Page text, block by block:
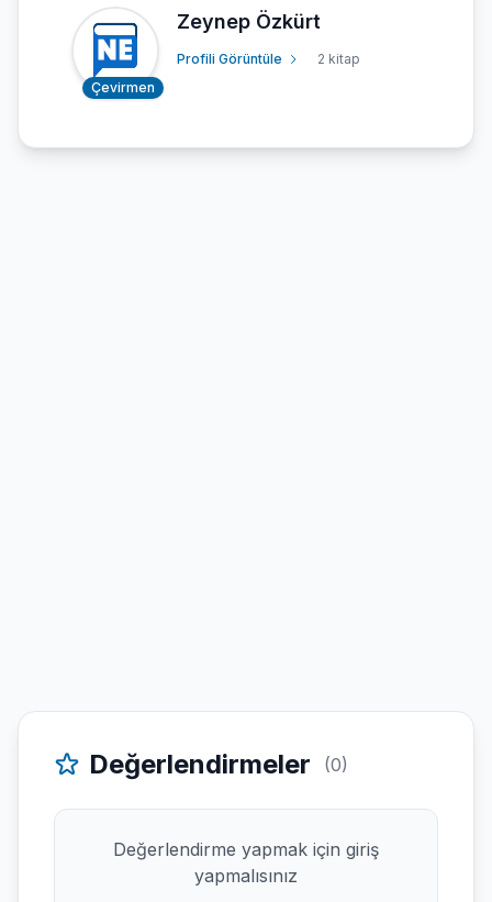
Çevirmen
Zeynep Özkürt
Profili Görüntüle 2 kitap
Değerlendirmeler (0)
Değerlendirme yapmak için giriş
yapmalısınız